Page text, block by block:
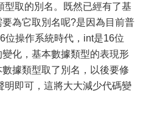
型取的別名。既然已經有了基
為它取別名呢?是因為目前普
位操作系統時代，int是16位
化，基本數據類型的表現形
據類型取了別名，以後要修
明即可，這將大大減少代碼變